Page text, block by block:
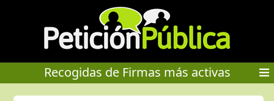
Recogidas de Firmas más activas